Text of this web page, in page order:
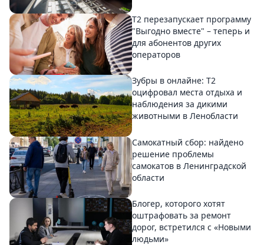
Т2 перезапускает программу
"Выгодно вместе" – теперь и
для абонентов других
операторов
Зубры в онлайне: Т2
оцифровал места отдыха и
наблюдения за дикими
животными в Ленобласти
Самокатный сбор: найдено
решение проблемы
самокатов в Ленинградской
области
Блогер, которого хотят
оштрафовать за ремонт
дорог, встретился с «Новыми
людьми»